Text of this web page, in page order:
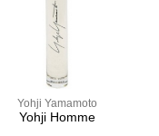
Yohji Yamamoto
Yohji Homme